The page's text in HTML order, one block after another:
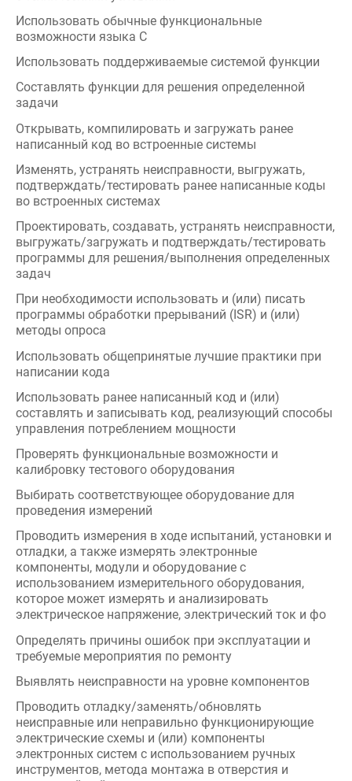
Открывать, компилировать и загружать ранее
написанный код во встроенные системы
Изменять, устранять неисправности, выгружать,
подтверждать/тестировать ранее написанные коды
во встроенных системах
Проектировать, создавать, устранять неисправности,
выгружать/загружать и подтверждать/тестировать
программы для решения/выполнения определенных
При необходимости использовать и (или) писать
программы обработки прерываний (ISR) и (или)
Использовать общепринятые лучшие практики при
написании кода
Использовать ранее написанный код и (или)
составлять и записывать код, реализующий способы
управления потреблением мощности
Проверять функциональные возможности и
калибровку тестового оборудования
Выбирать соответствующее оборудование для
проведения измерений
Проводить измерения в ходе испытаний, установки и
отладки, а также измерять электронные
компоненты, модули и оборудование с
использованием измерительного оборудования,
которое может измерять и анализировать
электрическое напряжение, электрический ток и фо
Определять причины ошибок при эксплуатации и
требуемые мероприятия по ремонту
Выявлять неисправности на уровне компонентов
Проводить отладку/заменять/обновлять
неисправные или неправильно функционирующие
электрические схемы и (или) компоненты
инструментов, метода монтажа в отверстия и
технологий пайки для поверхностного монтажа
Проводить испытания электронного оборудования и
компонентов с использованием стандартного
тестового оборудования
Анализировать результаты для оценки исполнения
по сравнению с техническими условиями и
определять необходимость корректировок